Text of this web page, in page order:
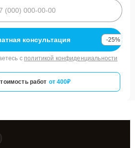
консультация -25%
с политикой конфиденциальности
работ от 400₽